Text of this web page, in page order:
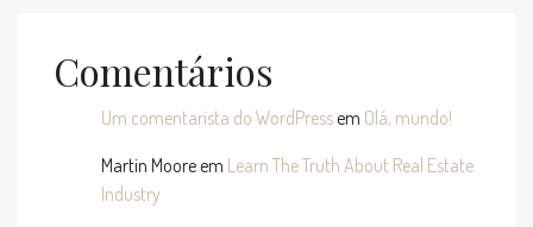
Comentários
Um comentarista do WordPressem Olá, mundo!
Martin Mooreem Learn The Truth About Real Estate
Industry